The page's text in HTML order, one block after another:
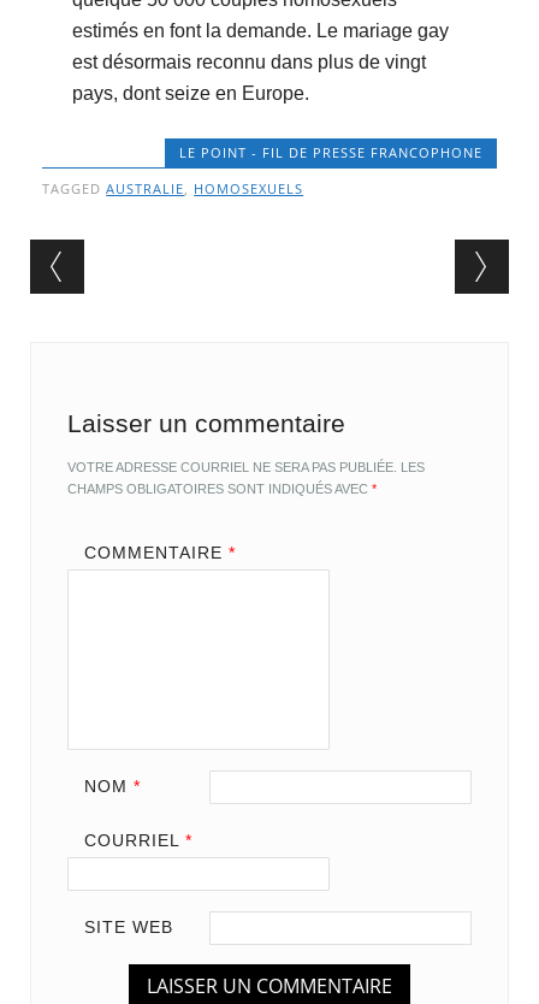
estimés en font la demande. Le mariage gay
est désormais reconnu dans plus de vingt
pays, dont seize en Europe.
LE POINT - FIL DE PRESSE FRANCOPHONE
TAGGEDAUSTRALIE, HOMOSEXUELS
Post navigation
Laisser un commentaire
VOTRE ADRESSE COURRIEL NE SERA PAS PUBLIÉE. LES
CHAMPS OBLIGATOIRES SONT INDIQUÉS AVEC*
COMMENTAIRE *
NOM *
COURRIEL *
SITE WEB